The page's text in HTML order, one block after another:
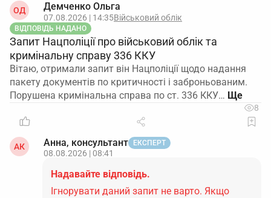
ОД Демченко Ольга
07.08.2026 | 14:35Військовий облік
ВІДПОВІДЬ НАДАНО
Запит Нацполіції про військовий облік та
кримінальну справу 336 ККУ
Вітаю, отримали запит він Нацполіції щодо надання
пакету документів по критичності і заброньованим.
Порушена кримінальна справа по ст. 336 ККУ…
8
АК Анна, консультант ЕКСПЕРТ
08.08.2026 | 08:41
Надавайте відповідь.
Ігнорувати даний запит не варто. Якщо